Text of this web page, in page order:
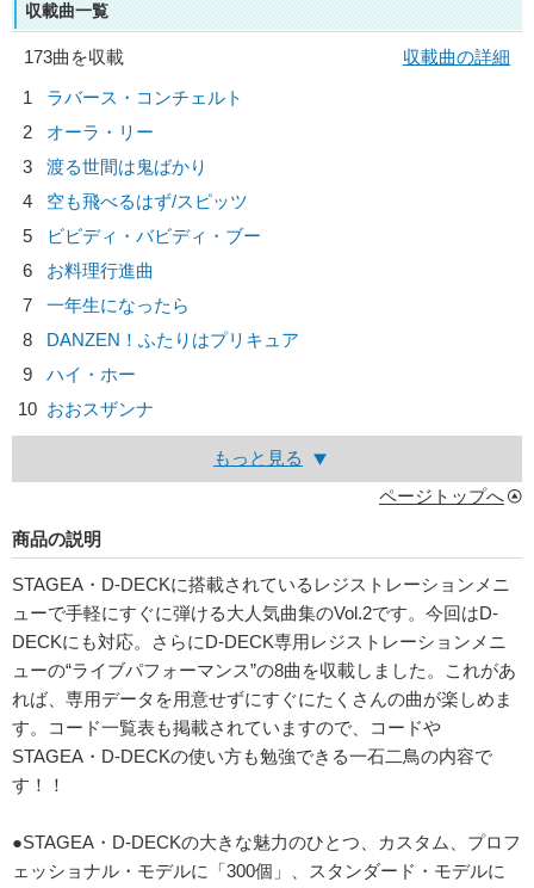
収載曲一覧
173曲を収載
収載曲の詳細
1
ラバース・コンチェルト
2
オーラ・リー
3
渡る世間は鬼ばかり
4
空も飛べるはず/スピッツ
5
ビビディ・バビディ・ブー
6
お料理行進曲
7
一年生になったら
8
DANZEN！ふたりはプリキュア
9
ハイ・ホー
10 おおスザンナ
もっと見る
ページトップへ
商品の説明
STAGEA・D-DECKに搭載されているレジストレーションメニ
ューで手軽にすぐに弾ける大人気曲集のVol.2です。今回はD-
DECKにも対応。さらにD-DECK専用レジストレーションメニ
ューの“ライブパフォーマンス”の8曲を収載しました。これがあ
れば、専用データを用意せずにすぐにたくさんの曲が楽しめま
す。コード一覧表も掲載されていますので、コードや
STAGEA・D-DECKの使い方も勉強できる一石二鳥の内容で
す！！
●STAGEA・D-DECKの大きな魅力のひとつ、カスタム、プロフ
ェッショナル・モデルに「300個」、スタンダード・モデルに